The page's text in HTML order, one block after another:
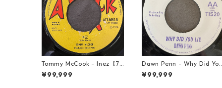
Tommy McCook - Inez【7-
21840】
¥99,999
Dawn Penn - Why Did
Lie【7-21938】
¥99,999